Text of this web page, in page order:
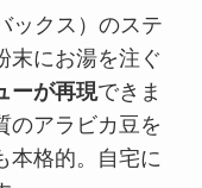
ックス）のステ
末にお湯を注ぐ
ーが再現できま
のアラビカ豆を
本格的。自宅に